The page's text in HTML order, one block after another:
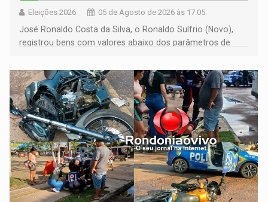
Eleições 2026 05 de Agosto de 2026 às 17:05
José Ronaldo Costa da Silva, o Ronaldo Sulfrio (Novo),
registrou bens com valores abaixo dos parâmetros de
milhões